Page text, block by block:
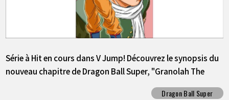
Série à Hit en cours dans V Jump! Découvrez le synopsis du
nouveau chapitre de Dragon Ball Super, "Granolah The
Dragon Ball Super